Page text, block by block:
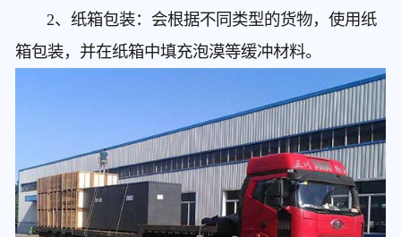
2、纸箱包装：会根据不同类型的货物，使用纸
箱包装，并在纸箱中填充泡漠等缓冲材料。